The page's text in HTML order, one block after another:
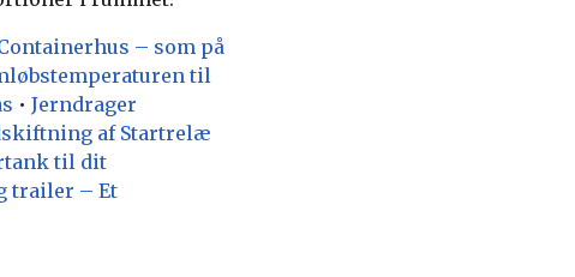
– som på
til
• Jerndrager
af Startrelæ
til dit
trailer – Et